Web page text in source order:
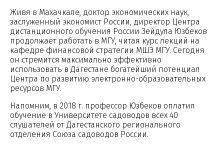
Живя в Махачкале, доктор экономических наук,
заслуженный экономист России, директор Центра
дистанционного обучения России Зейдула Юзбеков
продолжает работать в МГУ, читая курс лекций на
кафедре финансовой стратегии МШЭ МГУ. Сегодня
он стремится максимально эффективно
использовать в Дагестане богатейший потенциал
Центра по развитию электронно-образовательных
ресурсов МГУ.
Напомним, в 2018 г. профессор Юзбеков оплатил
обучение в Университете садоводов всех 40
слушателей от Дагестанского регионального
отделения Союза садоводов России.